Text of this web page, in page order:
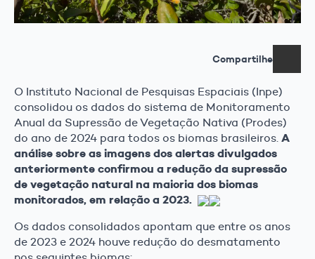
Compartilhe
O Instituto Nacional de Pesquisas Espaciais (Inpe)
consolidou os dados do sistema de Monitoramento
Anual da Supressão de Vegetação Nativa (Prodes)
do ano de 2024 para todos os biomas brasileiros. A
análise sobre as imagens dos alertas divulgados
anteriormente confirmou a redução da supressão
de vegetação natural na maioria dos biomas
monitorados, em relação a 2023.
Os dados consolidados apontam que entre os anos
de 2023 e 2024 houve redução do desmatamento